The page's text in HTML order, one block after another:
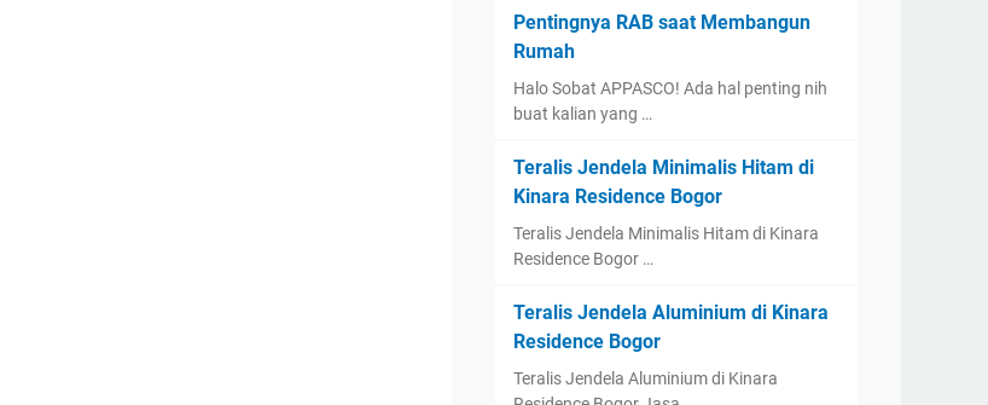
Pentingnya RAB saat Membangun
Rumah
Halo Sobat APPASCO! Ada hal penting nih
buat kalian yang …
Teralis Jendela Minimalis Hitam di
Kinara Residence Bogor
Teralis Jendela Minimalis Hitam di Kinara
Residence Bogor …
Teralis Jendela Aluminium di Kinara
Residence Bogor
Teralis Jendela Aluminium di Kinara